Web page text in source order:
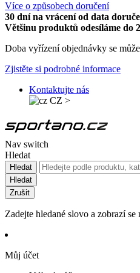
Více o způsobech doručení
30 dní na vrácení od data
Většinu produktů odesíláme do
Doba vyřízení objednávky se
Zjistěte si podrobné informace
Kontaktujte nás
CZ >
Nav switch
Hledat
Hledat
Hledat
Zrušit
Zadejte hledané slovo a zobrazí se
Můj účet